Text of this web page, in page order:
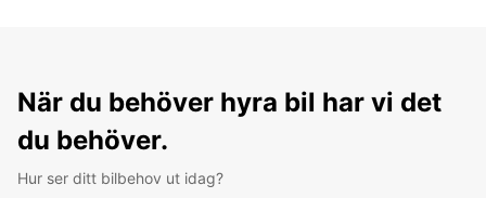
När du behöver hyra bil har vi det
du behöver.
Hur ser ditt bilbehov ut idag?